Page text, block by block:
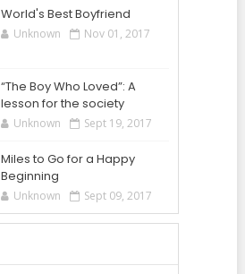
World's Best Boyfriend
Unknown Nov 01, 2017
“The Boy Who Loved”: A
lesson for the society
Unknown Sept 19, 2017
Miles to Go for a Happy
Beginning
Unknown Sept 09, 2017